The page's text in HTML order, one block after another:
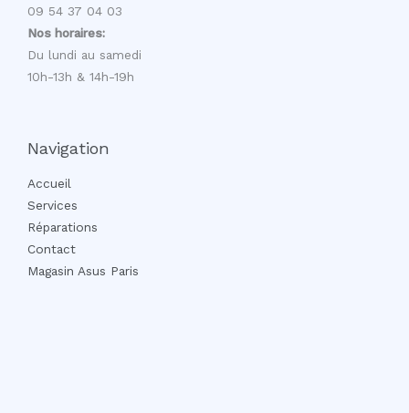
09 54 37 04 03
Nos horaires:
Du lundi au samedi
10h-13h & 14h-19h
Navigation
Accueil
Services
Réparations
Contact
Magasin Asus Paris